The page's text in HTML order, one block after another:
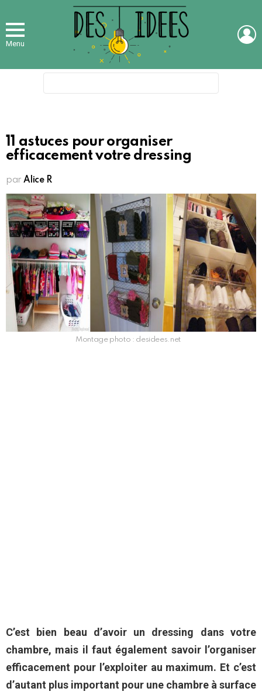
Menu
11 astuces pour organiser
efficacement votre dressing
par Alice R
Montage photo : desidees.net
C’est bien beau d’avoir un dressing dans votre
chambre, mais il faut également savoir l’organiser
efficacement pour l’exploiter au maximum. Et c’est
d’autant plus important pour une chambre à surface